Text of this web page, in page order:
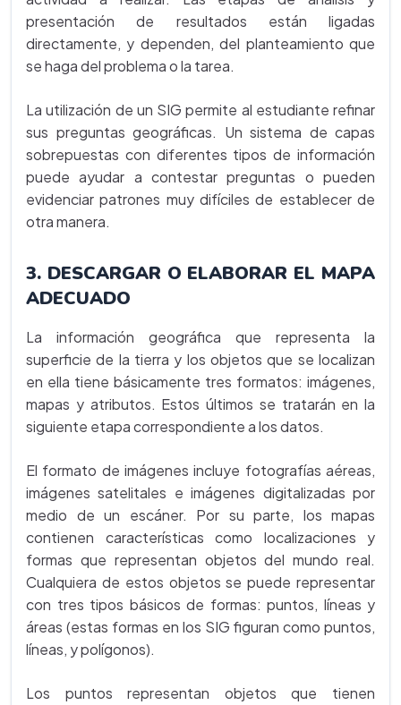
presentación de resultados están ligadas
directamente, y dependen, del planteamiento que
se haga del problema o la tarea.
La utilización de un SIG permite al estudiante refinar
sus preguntas geográficas. Un sistema de capas
sobrepuestas con diferentes tipos de información
puede ayudar a contestar preguntas o pueden
evidenciar patrones muy difíciles de establecer de
otra manera.
3. DESCARGAR O ELABORAR EL MAPA
ADECUADO
La información geográfica que representa la
superficie de la tierra y los objetos que se localizan
en ella tiene básicamente tres formatos: imágenes,
mapas y atributos. Estos últimos se tratarán en la
siguiente etapa correspondiente a los datos.
El formato de imágenes incluye fotografías aéreas,
imágenes satelitales e imágenes digitalizadas por
medio de un escáner. Por su parte, los mapas
contienen características como localizaciones y
formas que representan objetos del mundo real.
Cualquiera de estos objetos se puede representar
con tres tipos básicos de formas: puntos, líneas y
áreas (estas formas en los SIG figuran como puntos,
líneas, y polígonos).
Los puntos representan objetos que tienen